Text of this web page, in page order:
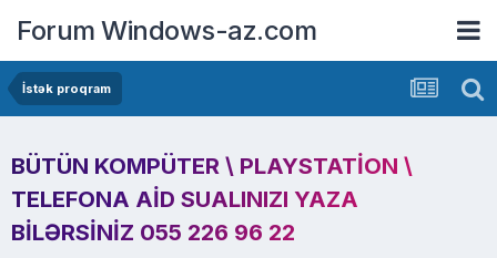
Forum Windows-az.com
İstək proqram
BÜTÜN KOMPÜTER \ PLAYSTATION \
TELEFONA AID SUALINIZI YAZA
BILƏRSINIZ 055 226 96 22